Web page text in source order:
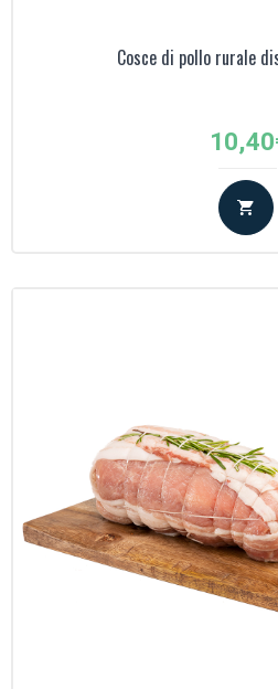
Cosce di pollo rurale
10,40